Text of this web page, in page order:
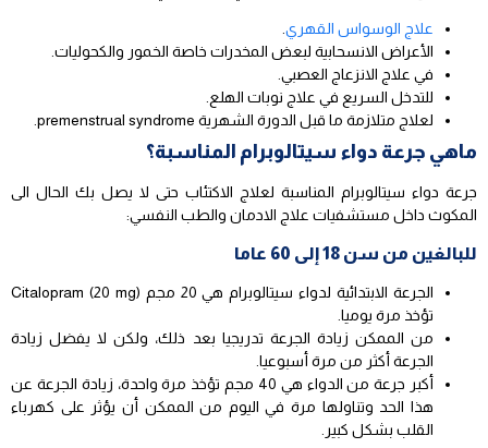
علاج الوسواس القهري
الأعراض الانسحابية لبعض المخدرات خاصة الخمور والكحوليات.
في علاج الانزعاج العصبي.
للتدخل السريع في علاج نوبات الهلع.
لعلاج متلازمة ما قبل الدورة الشهرية premenstrual syndrome.
ماهي جرعة دواء سيتالوبرام المناسبة؟
جرعة دواء سيتالوبرام المناسبة لعلاج الاكتئاب حتى لا يصل بك الحال الى
المكوث داخل مستشفيات علاج الادمان والطب النفسي:
للبالغين من سن 18 إلى 60 عاما
الجرعة الابتدائية لدواء سيتالوبرام هي 20 مجم Citalopram (20 mg)
تؤخذ مرة يوميا.
من الممكن زيادة الجرعة تدريجيا بعد ذلك، ولكن لا يفضل زيادة
الجرعة أكثر من مرة أسبوعيا.
أكبر جرعة من الدواء هي 40 مجم تؤخذ مرة واحدة، زيادة الجرعة عن
هذا الحد وتناولها مرة في اليوم من الممكن أن يؤثر على كهرباء
القلب بشكل كبير.